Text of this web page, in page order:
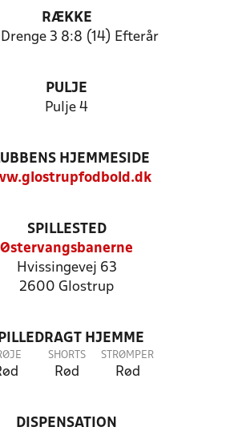
RÆKKE
Drenge 3 8:8 (14) Efterår
PULJE
Pulje 4
HJEMMESIDE
SPILLESTED
Østervangsbanerne
Hvissingevej 63
2600 Glostrup
HJEMME
SHORTS
Rød
STRØMPER
Rød
DISPENSATION